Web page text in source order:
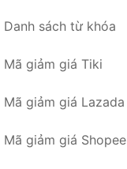
Danh sách từ khóa
Mã giảm giá Tiki
Mã giảm giá Lazada
Mã giảm giá Shopee